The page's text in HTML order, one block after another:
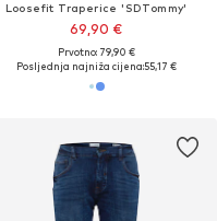
Loosefit Traperice 'SDTommy'
69,90 €
Prvotno: 79,90 €
Posljednja najniža cijena:55,17 €